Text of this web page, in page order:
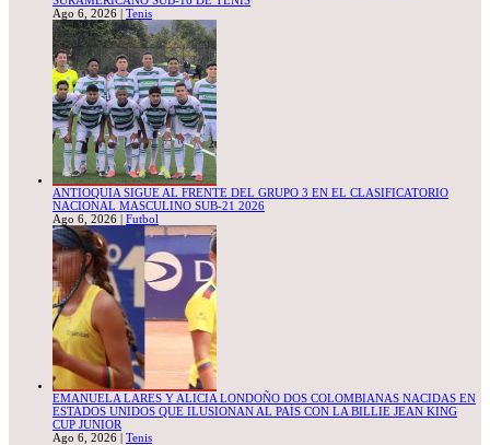
Ago 6, 2026 | Tenis
ANTIOQUIA SIGUE AL FRENTE DEL GRUPO 3 EN EL CLASIFICATORIO
NACIONAL MASCULINO SUB-21 2026
Ago 6, 2026 | Futbol
EMANUELA LARES Y ALICIA LONDOÑO DOS COLOMBIANAS NACIDAS EN
ESTADOS UNIDOS QUE ILUSIONAN AL PAÍS CON LA BILLIE JEAN KING
CUP JUNIOR
Ago 6, 2026 | Tenis